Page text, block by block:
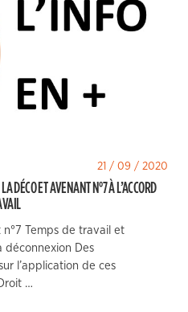
21 / 09 / 2020
DÉCO ET AVENANT N°7 À L’ACCORD
n°7 Temps de travail et
déconnexion Des
l’application de ces
…